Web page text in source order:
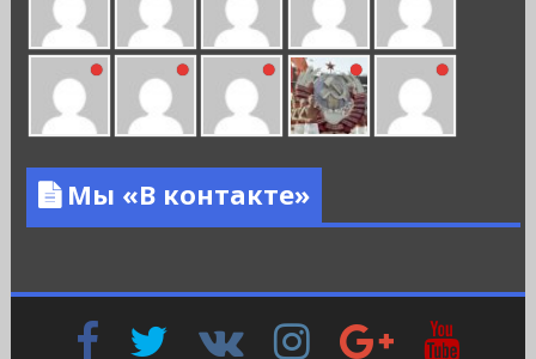
Мы «В контакте»
FacebookTwitter InstagramGoogle